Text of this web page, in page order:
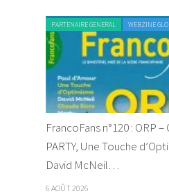
PARTENAIRE GENERAL WEBZINE
FrancoFans n°120 : ORP –
PARTY, Une Touche
David McNeil…
6 AOÛT 2026